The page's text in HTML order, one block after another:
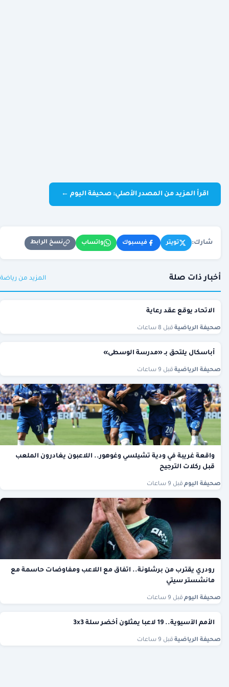
اقرأ المزيد من المصدر الأصلي: صحيفة اليوم ←
شارك: تويتر فيسبوك واتساب نسخ الرابط
أخبار ذات صلة المزيد من رياضة
الاتحاد يوقع عقد رعاية
صحيفة الرياضية قبل 8 ساعات
أباسكال يلتحق بـ «مدرسة الوسطى»
صحيفة الرياضية قبل 9 ساعات
واقعة غريبة في ودية تشيلسي وغوهور.. اللاعبون يغادرون الملعب
قبل ركلات الترجيح
صحيفة اليوم قبل 9 ساعات
رودري يقترب من برشلونة.. اتفاق مع اللاعب ومفاوضات حاسمة مع
مانشستر سيتي
صحيفة اليوم قبل 9 ساعات
الأمم الآسيوية.. 19 لاعبا يمثلون أخضر سلة 3x3
صحيفة الرياضية قبل 9 ساعات